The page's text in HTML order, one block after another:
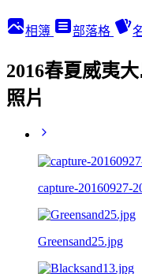
相簿 部落格
2016春夏威夷
照片
capture-20160927-
Greensand25.jpg